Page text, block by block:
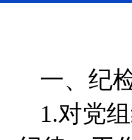
一、纪
1.对党